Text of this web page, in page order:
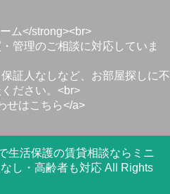
ム</strong><br>
管理のご相談に対応していま
証人なしなど、お部屋探しに不
ださい。<br>
せはこちら</a>
生活保護の賃貸相談ならミニ
し・高齢者も対応 All Rights